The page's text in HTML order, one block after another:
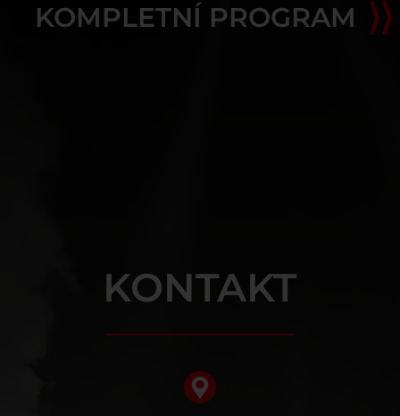
KOMPLETNÍ PROGRAM
KONTAKT